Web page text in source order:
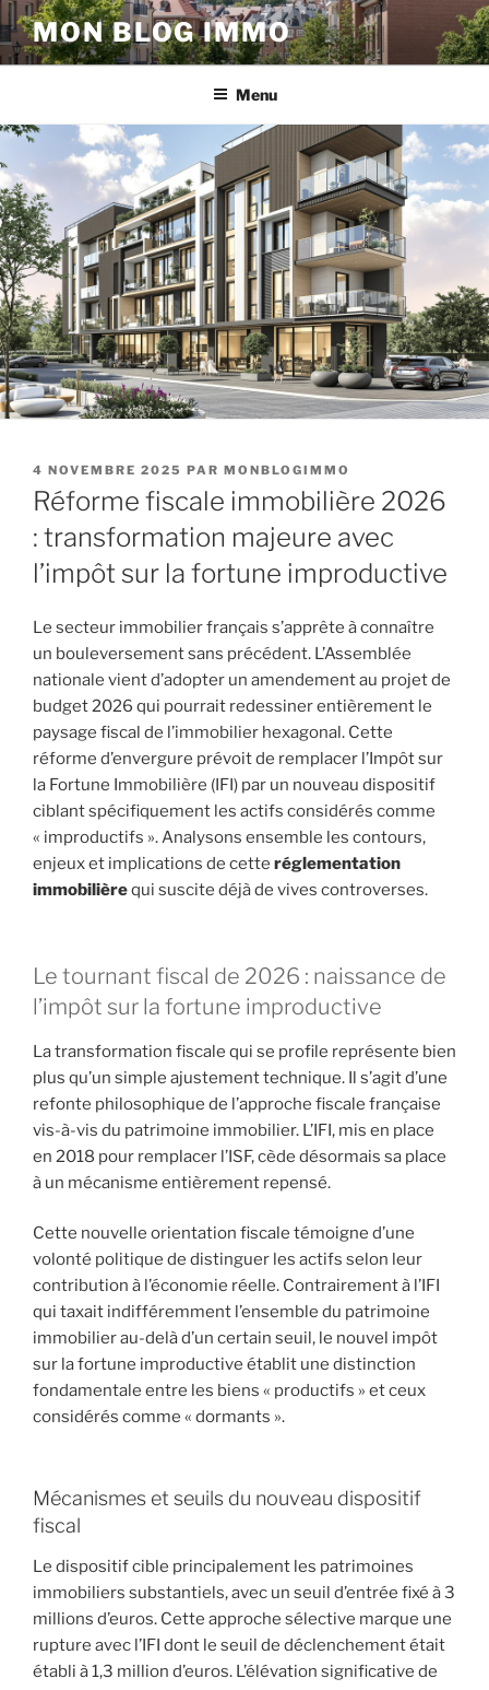
Aller
au
contenu
MON BLOG IMMO
Menu
PUBLIÉ
LE
4 NOVEMBRE 2025 PAR MONBLOGIMMO
Réforme fiscale immobilière 2026
: transformation majeure avec
l’impôt sur la fortune improductive
Le secteur immobilier français s’apprête à connaître
un bouleversement sans précédent. L’Assemblée
nationale vient d’adopter un amendement au projet de
budget 2026 qui pourrait redessiner entièrement le
paysage fiscal de l’immobilier hexagonal. Cette
réforme d’envergure prévoit de remplacer l’Impôt sur
la Fortune Immobilière (IFI) par un nouveau dispositif
ciblant spécifiquement les actifs considérés comme
« improductifs ». Analysons ensemble les contours,
enjeux et implications de cette réglementation
immobilièrequi suscite déjà de vives controverses.
Le tournant fiscal de 2026 : naissance de
l’impôt sur la fortune improductive
La transformation fiscale qui se profile représente bien
plus qu’un simple ajustement technique. Il s’agit d’une
refonte philosophique de l’approche fiscale française
vis-à-vis du patrimoine immobilier. L’IFI, mis en place
en 2018 pour remplacer l’ISF, cède désormais sa place
à un mécanisme entièrement repensé.
Cette nouvelle orientation fiscale témoigne d’une
volonté politique de distinguer les actifs selon leur
contribution à l’économie réelle. Contrairement à l’IFI
qui taxait indifféremment l’ensemble du patrimoine
immobilier au-delà d’un certain seuil, le nouvel impôt
sur la fortune improductive établit une distinction
fondamentale entre les biens « productifs » et ceux
considérés comme « dormants ».
Mécanismes et seuils du nouveau dispositif
fiscal
Le dispositif cible principalement les patrimoines
immobiliers substantiels, avec un seuil d’entrée fixé à 3
millions d’euros. Cette approche sélective marque une
rupture avec l’IFI dont le seuil de déclenchement était
établi à 1,3 million d’euros. L’élévation significative de